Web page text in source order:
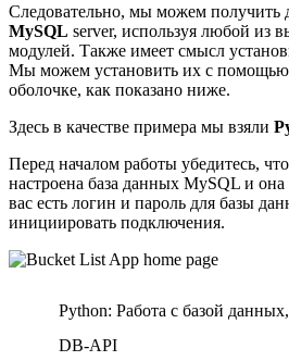
Следовательно, мы можем получить
MySQL server, используя любой из
модулей. Также имеет смысл
Мы можем установить их с помощью
оболочке, как показано ниже.
Здесь в качестве примера мы взяли
Перед началом работы убедитесь,
настроена база данных MySQL и
вас есть логин и пароль для базы
инициировать подключения.
Python: Работа с базой
DB-API